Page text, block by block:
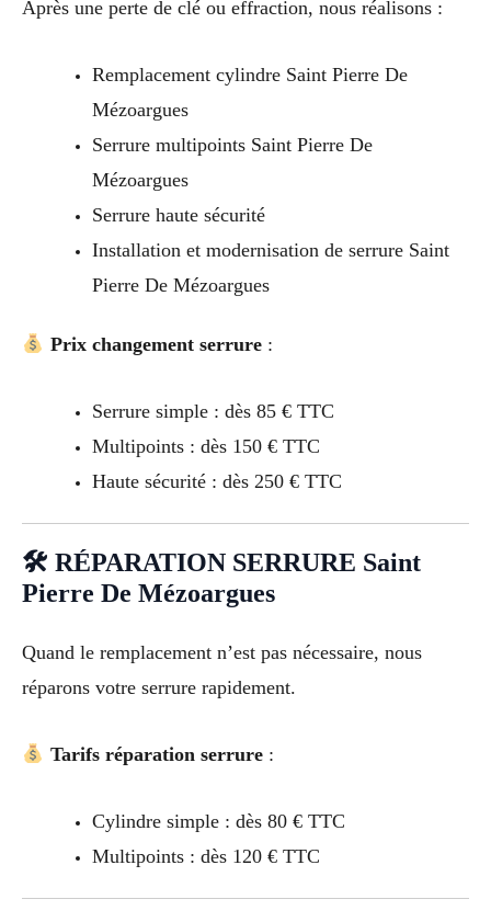
Après une perte de clé ou effraction, nous réalisons :
Remplacement cylindre Saint Pierre De
Mézoargues
Serrure multipoints Saint Pierre De
Mézoargues
Serrure haute sécurité
Installation et modernisation de serrure Saint
Pierre De Mézoargues
Prix changement serrure:
Serrure simple : dès 85 € TTC
Multipoints : dès 150 € TTC
Haute sécurité : dès 250 € TTC
🛠 RÉPARATION SERRURE Saint
Pierre De Mézoargues
Quand le remplacement n’est pas nécessaire, nous
réparons votre serrure rapidement.
Tarifs réparation serrure:
Cylindre simple : dès 80 € TTC
Multipoints : dès 120 € TTC